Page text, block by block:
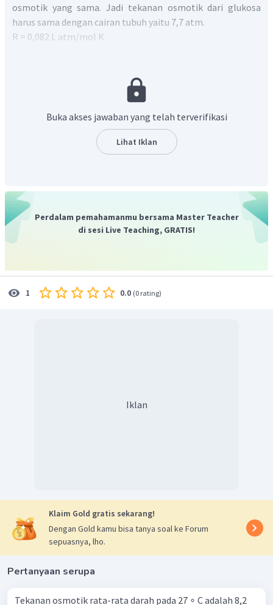
osmotik yang sama. Jadi tekanan osmotik dari glukosa
harus sama dengan cairan tubuh yaitu 7,7 atm.
R = 0,082 L atm/mol K
Buka akses jawaban yang telah terverifikasi
Lihat Iklan
Perdalam pemahamanmu bersama Master Teacher
di sesi Live Teaching, GRATIS!
1 0.0 (0 rating)
Iklan
Klaim Gold gratis sekarang!
Dengan Gold kamu bisa tanya soal ke Forum
sepuasnya, lho.
Pertanyaan serupa
Tekanan osmotik rata-rata darah pada 27 ∘ C adalah 8,2